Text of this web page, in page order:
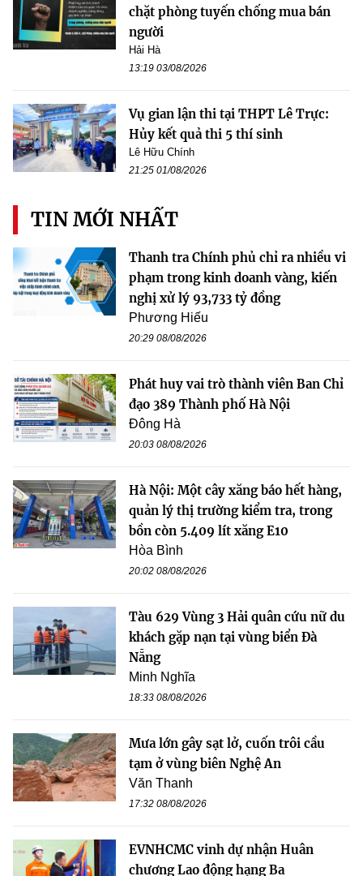
chặt phòng tuyến chống mua bán
người
Hải Hà
13:19 03/08/2026
Vụ gian lận thi tại THPT Lê Trực:
Hủy kết quả thi 5 thí sinh
Lê Hữu Chính
21:25 01/08/2026
TIN MỚI NHẤT
Thanh tra Chính phủ chỉ ra nhiều vi
phạm trong kinh doanh vàng, kiến
nghị xử lý 93,733 tỷ đồng
Phương Hiếu
20:29 08/08/2026
Phát huy vai trò thành viên Ban Chỉ
đạo 389 Thành phố Hà Nội
Đông Hà
20:03 08/08/2026
Hà Nội: Một cây xăng báo hết hàng,
quản lý thị trường kiểm tra, trong
bồn còn 5.409 lít xăng E10
Hòa Bình
20:02 08/08/2026
Tàu 629 Vùng 3 Hải quân cứu nữ du
khách gặp nạn tại vùng biển Đà
Nẵng
Minh Nghĩa
18:33 08/08/2026
Mưa lớn gây sạt lở, cuốn trôi cầu
tạm ở vùng biên Nghệ An
Văn Thanh
17:32 08/08/2026
EVNHCMC vinh dự nhận Huân
chương Lao động hạng Ba